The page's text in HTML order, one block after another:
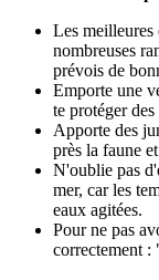
Les meilleures
nombreuses
prévois de
Emporte une
te protéger
Apporte des
près la faune
N'oublie pas
mer, car les
eaux agitées.
Pour ne pas
correctement :